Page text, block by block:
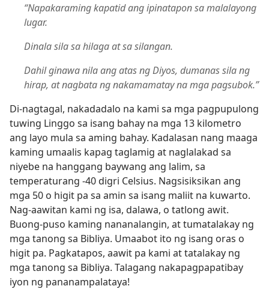
“Napakaraming kapatid ang ipinatapon sa malalayong
lugar.
Dinala sila sa hilaga at sa silangan.
Dahil ginawa nila ang atas ng Diyos, dumanas sila ng
hirap, at nagbata ng nakamamatay na mga pagsubok.”
Di-nagtagal, nakadadalo na kami sa mga pagpupulong
tuwing Linggo sa isang bahay na mga 13 kilometro
ang layo mula sa aming bahay. Kadalasan nang maaga
kaming umaalis kapag taglamig at naglalakad sa
niyebe na hanggang baywang ang lalim, sa
temperaturang -40 digri Celsius. Nagsisiksikan ang
mga 50 o higit pa sa amin sa isang maliit na kuwarto.
Nag-aawitan kami ng isa, dalawa, o tatlong awit.
Buong-puso kaming nananalangin, at tumatalakay ng
mga tanong sa Bibliya. Umaabot ito ng isang oras o
higit pa. Pagkatapos, aawit pa kami at tatalakay ng
mga tanong sa Bibliya. Talagang nakapagpapatibay
iyon ng pananampalataya!